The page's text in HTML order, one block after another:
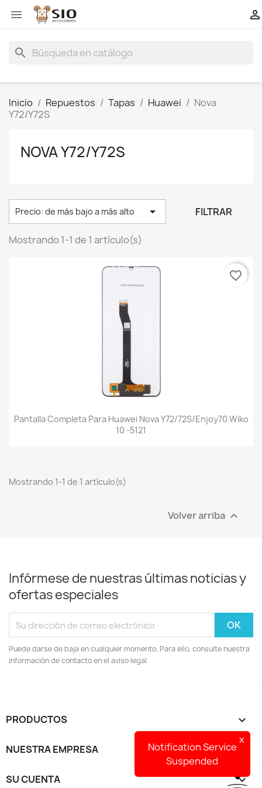
 
search
Inicio Repuestos Tapas Huawei
Nova
Y72/Y72S
NOVA Y72/Y72S
Precio: de más bajo a más alto  FILTRAR
Mostrando 1-1 de 1 artículo(s)
Pantalla Completa Para Huawei Nova Y72/72S/Enjoy70 Wiko
10 -5121
favorite_border
Mostrando 1-1 de 1 artículo(s)
Volver arriba 
Infórmese de nuestras últimas noticias y
ofertas especiales
Puede darse de baja en cualquier momento. Para ello, consulte nuestra
información de contacto en el aviso legal.
PRODUCTOS 
NUESTRA EMPRESA 
SU CUENTA 
x
Notification Service
Suspended